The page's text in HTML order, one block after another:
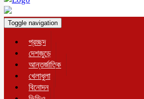
Toggle navigation
প্রচ্ছদ
দেশজুড়ে
আন্তর্জাতিক
খেলাধুলা
বিনোদন